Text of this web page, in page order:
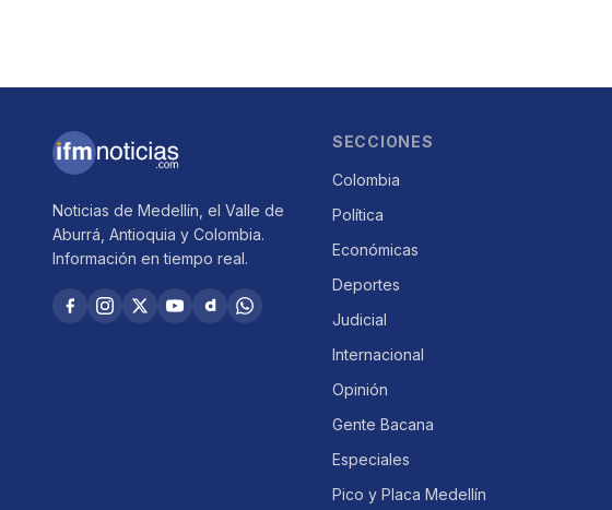
Noticias de Medellín, el Valle de
Aburrá, Antioquia y Colombia.
Información en tiempo real.
SECCIONES
Colombia
Política
Económicas
Deportes
Judicial
Internacional
Opinión
Gente Bacana
Especiales
Pico y Placa Medellín